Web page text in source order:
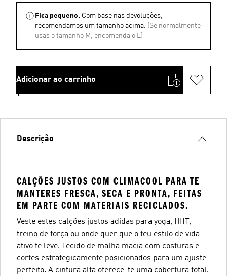
Fica pequeno. Com base nas devoluções,
recomendamos um tamanho acima. (Se normalmente
usas o tamanho M, encomenda o L)
Adicionar ao carrinho
Descrição
CALÇÕES JUSTOS COM CLIMACOOL PARA TE
MANTERES FRESCA, SECA E PRONTA, FEITAS
EM PARTE COM MATERIAIS RECICLADOS.
Veste estes calções justos adidas para yoga, HIIT,
treino de força ou onde quer que o teu estilo de vida
ativo te leve. Tecido de malha macia com costuras e
cortes estrategicamente posicionados para um ajuste
perfeito. A cintura alta oferece-te uma cobertura total.